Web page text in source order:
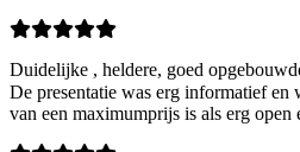
Duidelijke , heldere, goed
De presentatie was erg informatief en
van een maximumprijs is als erg open